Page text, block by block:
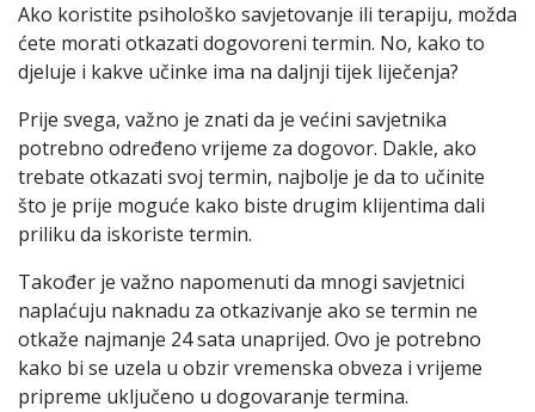
Ako koristite psihološko savjetovanje ili terapiju, možda
ćete morati otkazati dogovoreni termin. No, kako to
djeluje i kakve učinke ima na daljnji tijek liječenja?
Prije svega, važno je znati da je većini savjetnika
potrebno određeno vrijeme za dogovor. Dakle, ako
trebate otkazati svoj termin, najbolje je da to učinite
što je prije moguće kako biste drugim klijentima dali
priliku da iskoriste termin.
Također je važno napomenuti da mnogi savjetnici
naplaćuju naknadu za otkazivanje ako se termin ne
otkaže najmanje 24 sata unaprijed. Ovo je potrebno
kako bi se uzela u obzir vremenska obveza i vrijeme
pripreme uključeno u dogovaranje termina.